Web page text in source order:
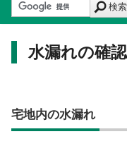
検索
水漏れの確
宅地内の水漏れ